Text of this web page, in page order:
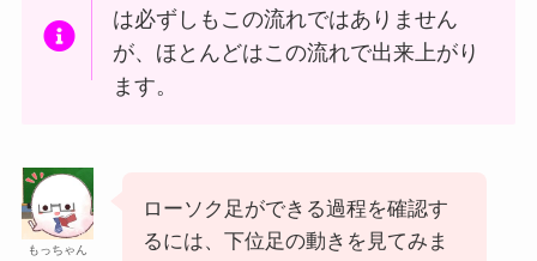
は必ずしもこの流れではありません
が、ほとんどはこの流れで出来上がり
ます。
もっちゃん
ローソク足ができる過程を確認す
るには、下位足の動きを見てみま